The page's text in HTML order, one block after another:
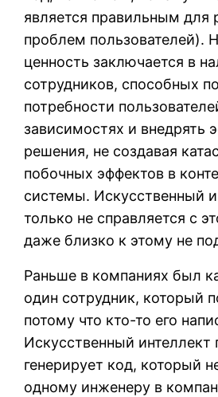
является правильным для
проблем пользователей).
ценность заключается в
сотрудников, способных
потребности
зависимостях и внедрять
решения, не создавая
побочных эффектов в
системы. Искусственный
только не справляется с
даже близко к этому не
Раньше в компаниях был
один сотрудник, который
потому что кто-то его
Искусственный интеллект
генерирует код, который
одному инженеру в